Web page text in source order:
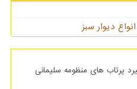
دیوار سبز
می گیرد پرتاب های منظومه سلیمانی